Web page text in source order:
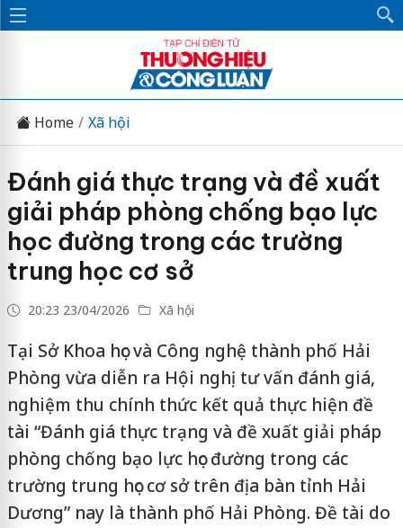
Home Xã hội
Đánh giá thực trạng và đề xuất
giải pháp phòng chống bạo lực
học đường trong các trường
trung học cơ sở
20:23 23/04/2026 Xã hội
Tại Sở Khoa học và Công nghệ thành phố Hải
Phòng vừa diễn ra Hội nghị tư vấn đánh giá,
nghiệm thu chính thức kết quả thực hiện đề
tài “Đánh giá thực trạng và đề xuất giải pháp
phòng chống bạo lực học đường trong các
trường trung học cơ sở trên địa bàn tỉnh Hải
Dương” nay là thành phố Hải Phòng. Đề tài do